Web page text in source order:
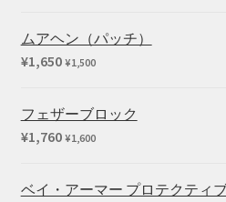
で
し
の
¥59,290
ムアヘン（パッチ）
¥1,650 ¥1,500
フェザーブロック
¥1,760 ¥1,600
ベイ・アーマー プロテクティ